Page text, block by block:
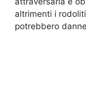
altrimenti i
potrebbero